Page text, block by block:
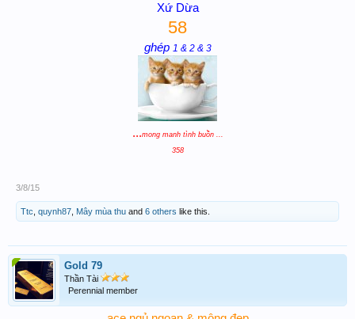
Xứ Dừa
58
ghép 1 & 2 & 3
...mong manh tình buồn ...
358
3/8/15
Ttc quynh87 Mây mùa thu and 6 others like this.
Gold 79
Thần Tài
Perennial member